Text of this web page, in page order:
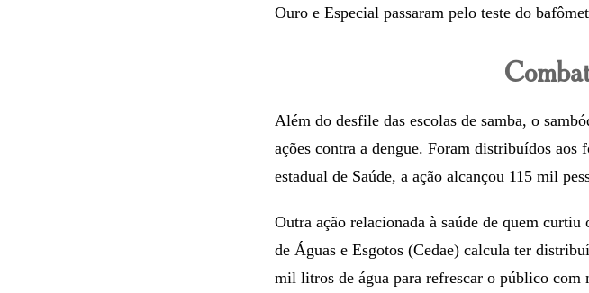
Ouro e Especial passaram pelo teste do
Além do desfile das escolas de samba, o
ações contra a dengue. Foram distribuídos aos
estadual de Saúde, a ação alcançou 115 mil
Outra ação relacionada à saúde de quem
de Águas e Esgotos (Cedae) calcula ter
mil litros de água para refrescar o público com